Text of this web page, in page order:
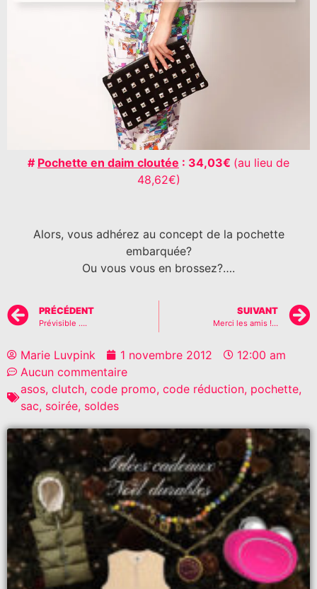
# Pochette en daim cloutée : 34,03€ (au lieu de
48,62€)
Alors, vous adhérez au concept de la pochette
embarquée?
Ou vous vous en brossez?….
PRÉCÉDENT
Prévisible ….
SUIVANT
Merci les amis !…
Marie Luvpink 1 novembre 2012
12:00 am
Aucun commentaire
asos, clutch, code promo, code réduction, pochette,
sac, soirée, soldes